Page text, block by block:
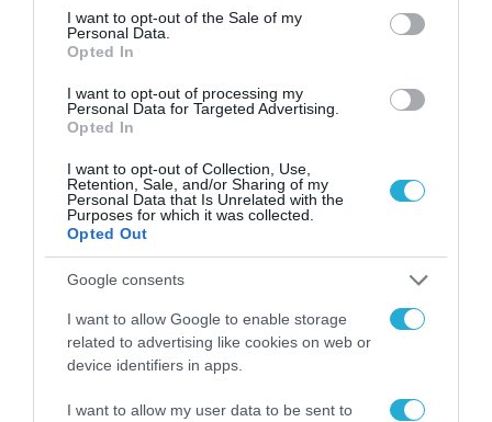
consent section.
I want to opt-out of the Sale of my
Personal Data.
Opted In
I want to opt-out of processing my
Personal Data for Targeted Advertising.
Opted In
I want to opt-out of Collection, Use,
Retention, Sale, and/or Sharing of my
Personal Data that Is Unrelated with the
Purposes for which it was collected.
Opted Out
Google consents
I want to allow Google to enable storage
related to advertising like cookies on web or
device identifiers in apps.
I want to allow my user data to be sent to
Σ. Καλαφάτης: «Η
Τεχνητή Νοημοσύνη
δεν είναι απλώς μια
νέα τεχνολογία, είναι
μια νέα βιομηχανική
επανάσταση»
31.07.2026
Νέος οδηγός του ΕΚΤ
για τη χρηματοδότηση
των ελληνικών
επιχειρήσεων στον
χώρο της άμυνας
31.07.2026
Η πιο ταξιδιάρικη
βαλίτσα του φετινού
καλοκαιριού έχει την
υπογραφή της Xiaomi
31.07.2026